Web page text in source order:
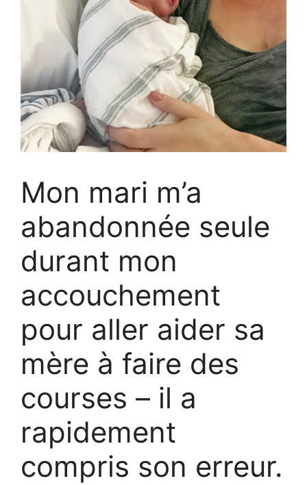
Mon mari m’a
abandonnée seule
durant mon
accouchement
pour aller aider sa
mère à faire des
courses – il a
rapidement
compris son erreur.